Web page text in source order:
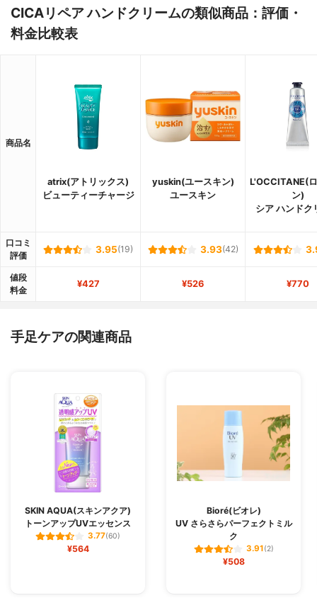
CICAリペア ハンドクリームの類似商品：評価・
料金比較表
商品名
atrix(アトリックス)
ビューティーチャージ
yuskin(ユースキン)
ユースキン
L'OCCITANE(
ン)
シア ハンドク
口コミ
評価
3.95(19) 3.93(42)
値段
料金
¥427 ¥526 ¥770
手足ケアの関連商品
SKIN AQUA(スキンアクア)
トーンアップUVエッセンス
3.77(60)
¥564
Bioré(ビオレ)
UV さらさらパーフェクトミル
ク
3.91(2)
¥508